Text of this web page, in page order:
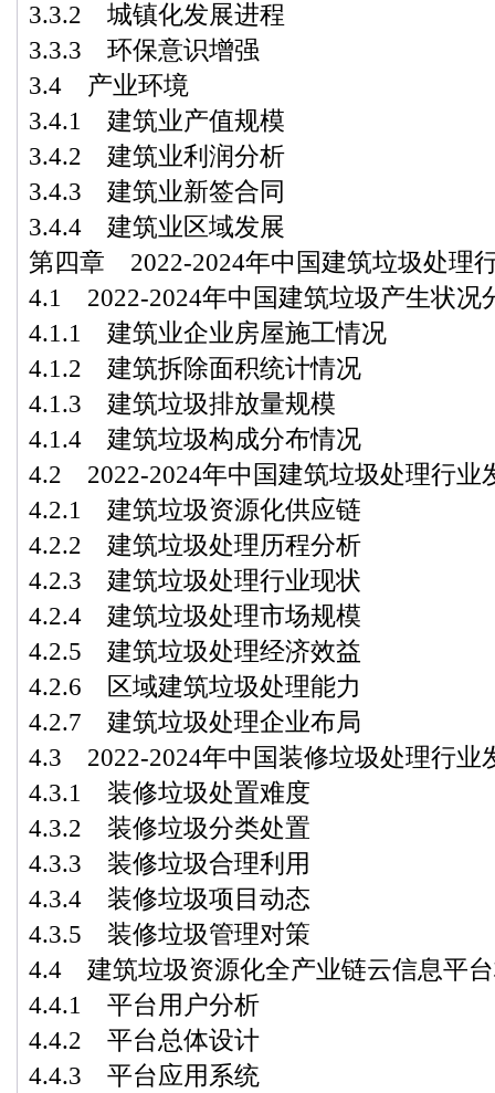
3.3.2 城镇化发展进程
3.3.3 环保意识增强
3.4 产业环境
3.4.1 建筑业产值规模
3.4.2 建筑业利润分析
3.4.3 建筑业新签合同
3.4.4 建筑业区域发展
第四章 2022-2024年中国建筑垃圾处理
4.1 2022-2024年中国建筑垃圾产生状况
4.1.1 建筑业企业房屋施工情况
4.1.2 建筑拆除面积统计情况
4.1.3 建筑垃圾排放量规模
4.1.4 建筑垃圾构成分布情况
4.2 2022-2024年中国建筑垃圾处理行业
4.2.1 建筑垃圾资源化供应链
4.2.2 建筑垃圾处理历程分析
4.2.3 建筑垃圾处理行业现状
4.2.4 建筑垃圾处理市场规模
4.2.5 建筑垃圾处理经济效益
4.2.6 区域建筑垃圾处理能力
4.2.7 建筑垃圾处理企业布局
4.3 2022-2024年中国装修垃圾处理行业
4.3.1 装修垃圾处置难度
4.3.2 装修垃圾分类处置
4.3.3 装修垃圾合理利用
4.3.4 装修垃圾项目动态
4.3.5 装修垃圾管理对策
4.4 建筑垃圾资源化全产业链云信息平
4.4.1 平台用户分析
4.4.2 平台总体设计
4.4.3 平台应用系统